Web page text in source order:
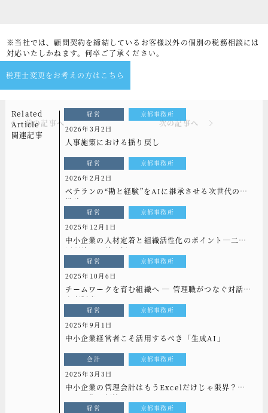
※当社では、顧問契約を締結しているお客様以外の個別の税務相談には
対応いたしかねます。何卒ご了承ください。
税理士変更をお考えの方はこちら
前の記事へ 次の記事へ
Related
Article
関連記事
経営 京都事務所
2026年3月2日
人事施策における揺り戻し
経営 京都事務所
2026年2月2日
ベテランの“勘と経験”をAIに継承させる次世代の組
織論
経営 京都事務所
2025年12月1日
中小企業の人材定着と組織活性化のポイント─二要
因理論から読み解く─
経営 京都事務所
2025年10月6日
チームワークを育む組織へ ― 管理職がつなぐ対話と
人事制度 ―
経営 京都事務所
2025年9月1日
中小企業経営者こそ活用するべき「生成AI」
会計 京都事務所
2025年3月3日
中小企業の管理会計はもうExcelだけじゃ限界？シ
ステム化で解決！
経営 京都事務所